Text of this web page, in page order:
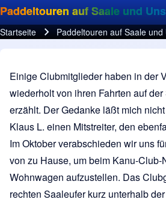
Paddeltouren auf Saale und
Pfadnavigation
Startseite Paddeltouren auf Saale
Einige Clubmitglieder haben in der
wiederholt von ihren Fahrten auf
erzählt. Der Gedanke läßt mich
Klaus L. einen Mitstreiter, den
Im Oktober verabschieden wir uns
von zu Hause, um beim Kanu-Club-
Wohnwagen aufzustellen. Das
rechten Saaleufer kurz unterhalb